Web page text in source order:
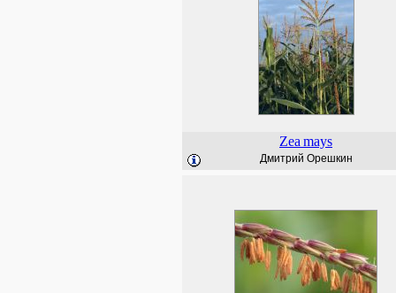
Zea mays
Дмитрий Орешкин